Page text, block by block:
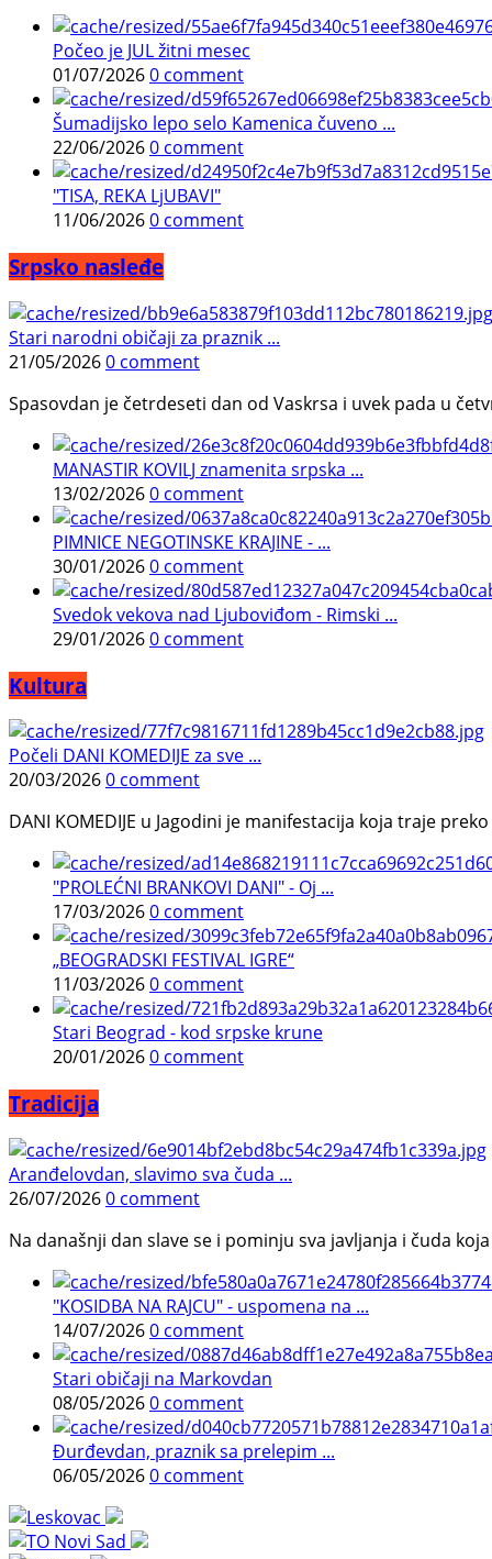
Počeo je JUL žitni mesec
01/07/20260 comment
Šumadijsko lepo selo Kamenica čuveno ...
22/06/20260 comment
"TISA, REKA LjUBAVI"
11/06/20260 comment
Srpsko nasleđe
Stari narodni običaji za praznik ...
21/05/20260 comment
Spasovdan je četrdeseti dan od Vaskrsa i uvek pada u
MANASTIR KOVILJ znamenita srpska ...
13/02/20260 comment
PIMNICE NEGOTINSKE KRAJINE - ...
30/01/20260 comment
Svedok vekova nad Ljuboviđom - Rimski ...
29/01/20260 comment
Kultura
Počeli DANI KOMEDIJE za sve ...
20/03/20260 comment
DANI KOMEDIJE u Jagodini je manifestacija koja traje
"PROLEĆNI BRANKOVI DANI" - Oj ...
17/03/20260 comment
„BEOGRADSKI FESTIVAL IGRE“
11/03/20260 comment
Stari Beograd - kod srpske krune
20/01/20260 comment
Tradicija
Aranđelovdan, slavimo sva čuda ...
26/07/20260 comment
Na današnji dan slave se i pominju sva javljanja i čuda
"KOSIDBA NA RAJCU" - uspomena na ...
14/07/20260 comment
Stari običaji na Markovdan
08/05/20260 comment
Đurđevdan, praznik sa prelepim ...
06/05/20260 comment